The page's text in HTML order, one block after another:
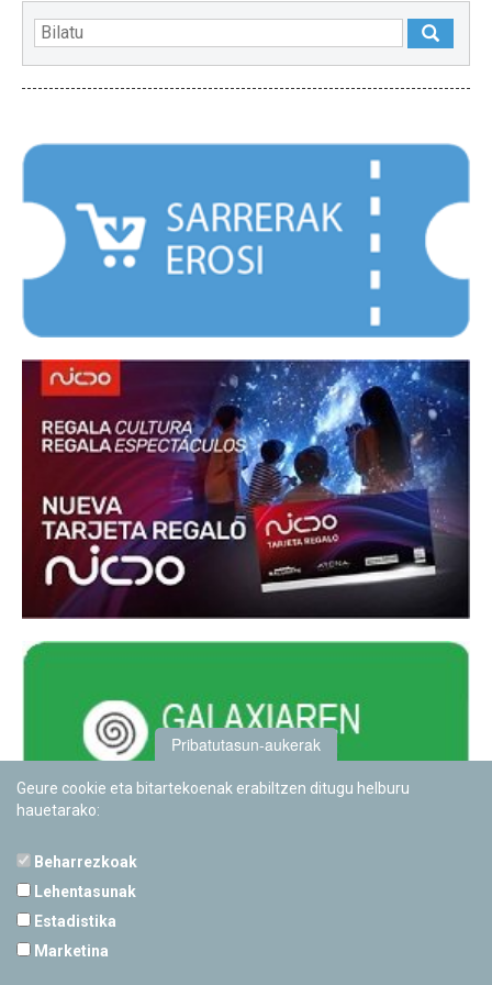
Pribatutasun-aukerak
Geure cookie eta bitartekoenak erabiltzen ditugu helburu
hauetarako:
Beharrezkoak
Lehentasunak
Estadistika
Marketina